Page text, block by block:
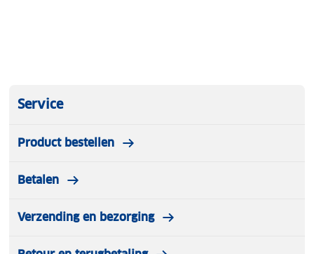
Service
Product bestellen
Betalen
Verzending en bezorging